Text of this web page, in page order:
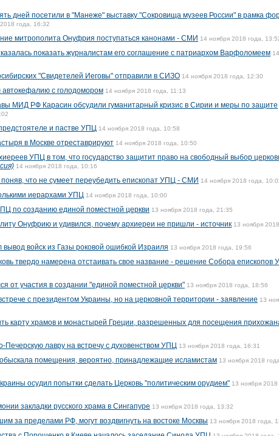
дней посетили в "Манеже" выставку "Сокровища музеев России" в рамка
года, 16:32
митрополита Онуфрия поступаться канонами - СМИ 14 ноября 2018 года,
показать журналистам его соглашение с патриархом Варфоломеем 14
"Свидетелей Иеговы" отправили в СИЗО 14 ноября 2018 года, 12:30
с голодомором 14 ноября 2018 года, 11:13
МИД РФ Карасин обсудили гуманитарный кризис в Сирии и меры по защите
и пастве УПЦ 14 ноября 2018 года, 10:58
в Москве отреставрируют 14 ноября 2018 года, 10:50
УПЦ в том, что государство защитит право на свободный выбор
14 ноября 2018 года, 10:16
что не сумеет переубедить епископат УПЦ - СМИ 14 ноября 2018 года,
иерархами УПЦ 14 ноября 2018 года, 10:00
по созданию единой поместной церкви 13 ноября 2018 года, 21:35
Онуфрию и удивился, почему архиереи не пришли - источник 13 ноября 2018
вывод войск из Газы роковой ошибкой Израиля 13 ноября 2018 года, 19:56
твердо намерена отстаивать свое название - решение Собора епископов
от участия в создании "единой поместной церкви" 13 ноября 2018 года, 18:56
с президентом Украины, но на церковной территории - заявление 13
карту храмов и монастырей Греции, разрешенных для посещения
Печерскую лавру на встречу с духовенством УПЦ 13 ноября 2018 года, 16:31
помещения, вероятно, принадлежащие исламистам 13 ноября 2018 года,
осудил попытки сделать Церковь "политическим орудием" 13 ноября 2018
закладки русского храма в Сингапуре 13 ноября 2018 года, 13:32
за пределами РФ, могут воздвигнуть на востоке Москвы 13 ноября 2018 года,